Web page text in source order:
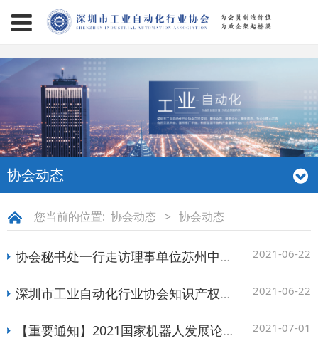
协会动态
您当前的位置: 协会动态 > 协会动态
协会秘书处一行走访理事单位苏州中科行智智能科技有限公司深圳分公司 2021-06-22
深圳市工业自动化行业协会知识产权保护工作站第一期公益培训活动在理事单位深圳市吉祥云科技有限公司举办 2021-06-22
【重要通知】2021国家机器人发展论坛通知 2021-07-01